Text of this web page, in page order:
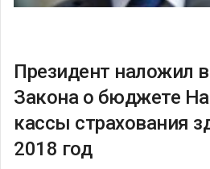
Президент наложил
Закона о бюджете
кассы страхования
2018 год